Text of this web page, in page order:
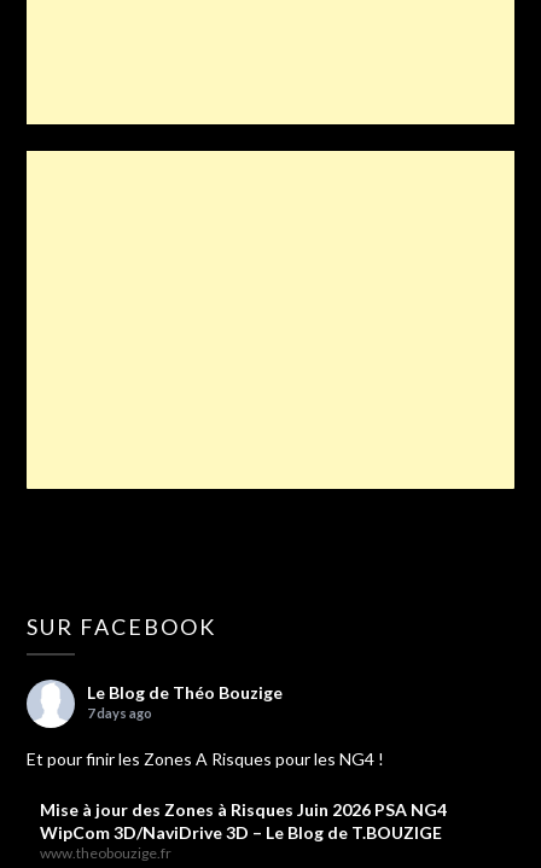
SUR FACEBOOK
Le Blog de Théo Bouzige
7 days ago
Et pour finir les Zones A Risques pour les NG4 !
Mise à jour des Zones à Risques Juin 2026 PSA NG4
WipCom 3D/NaviDrive 3D – Le Blog de T.BOUZIGE
www.theobouzige.fr